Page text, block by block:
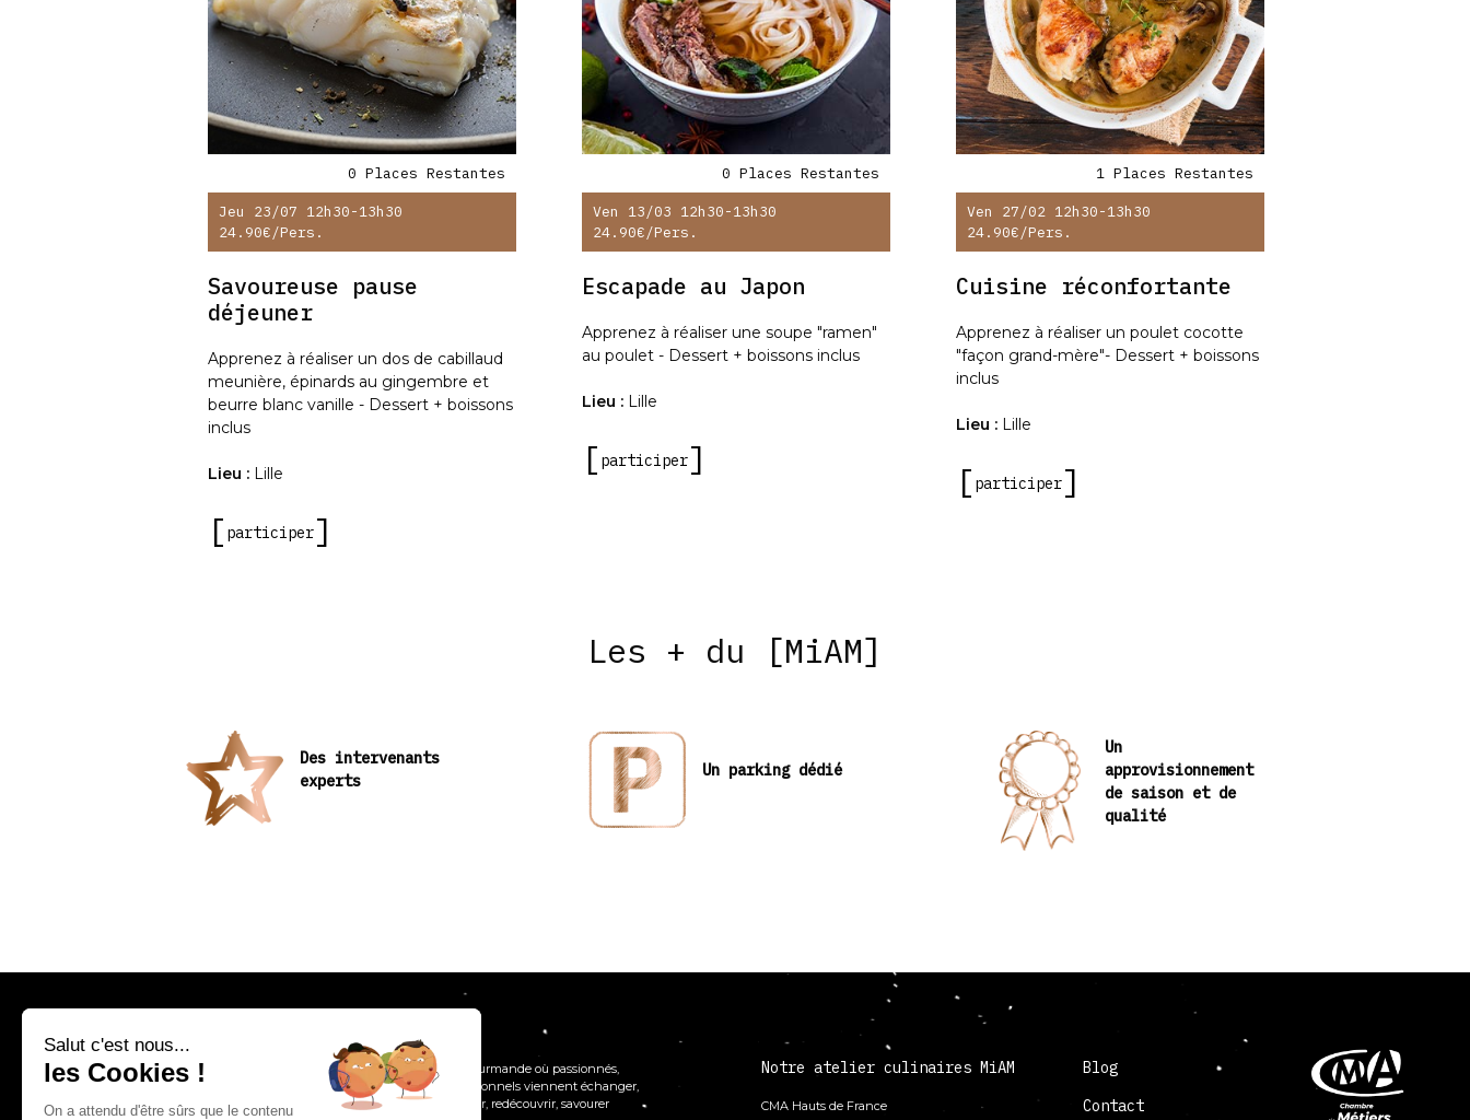
0 Places Restantes
Jeu 23/07 12h30-13h30
24.90€/pers.
Savoureuse pause
déjeuner
Apprenez à réaliser un dos de cabillaud
meunière, épinards au gingembre et
beurre blanc vanille - Dessert + boissons
inclus
Lieu : Lille
participer
0 Places Restantes
Ven 13/03 12h30-13h30
24.90€/pers.
Escapade au Japon
Apprenez à réaliser une soupe "ramen"
au poulet - Dessert + boissons inclus
Lieu : Lille
participer
1 Places Restantes
Ven 27/02 12h30-13h30
24.90€/pers.
Cuisine réconfortante
Apprenez à réaliser un poulet cocotte
"façon grand-mère"- Dessert + boissons
inclus
Lieu : Lille
participer
Les + du [MiAM]
Des intervenants
experts
Un parking dédié
Un
approvisionnement
de saison et de
qualité
Une parenthèse gourmande où passionnés,
amateurs et professionnels viennent échanger,
apprendre, découvrir, redécouvrir, savourer
Notre atelier culinaires MiAM
CMA Hauts de France
Blog
Contact
Salut c'est nous...
les Cookies !
On a attendu d'être sûrs que le contenu